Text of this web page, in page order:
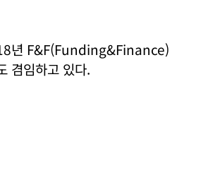
년 F&F(Funding&Finance)
겸임하고 있다.